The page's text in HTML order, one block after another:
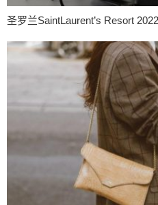
圣罗兰SaintLaurent’s Resort